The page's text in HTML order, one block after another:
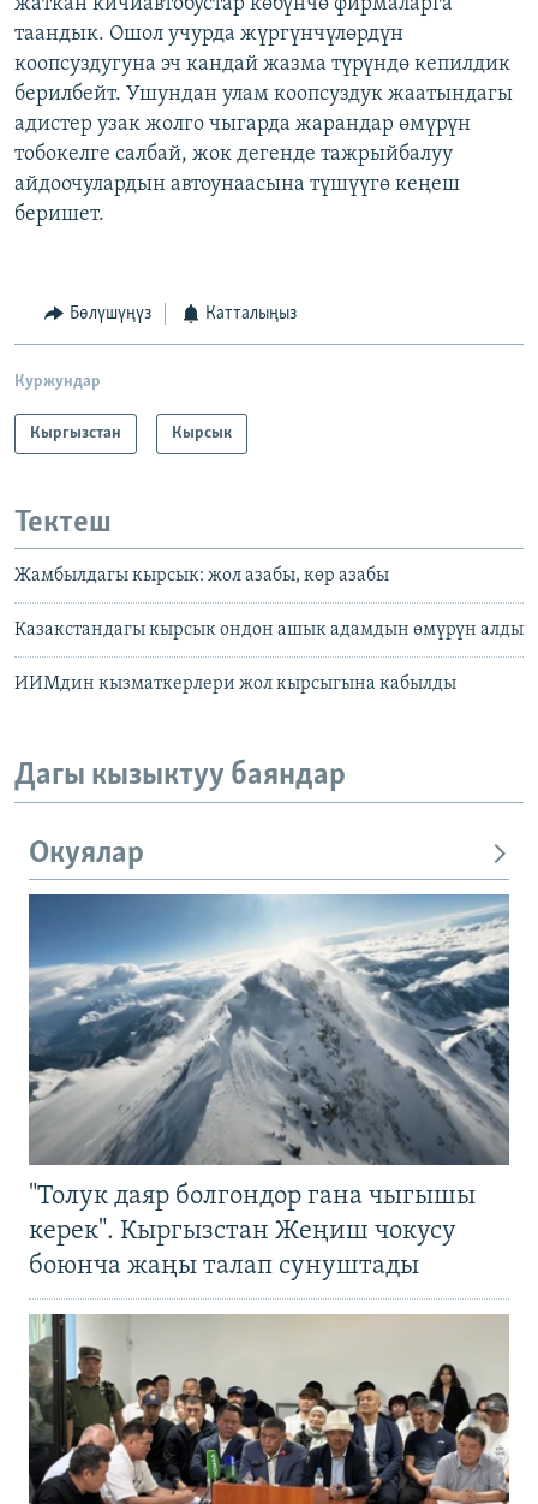
жаткан кичиавтобустар көбүнчө фирмаларга
таандык. Ошол учурда жүргүнчүлөрдүн
коопсуздугуна эч кандай жазма түрүндө кепилдик
берилбейт. Ушундан улам коопсуздук жаатындагы
адистер узак жолго чыгарда жарандар өмүрүн
тобокелге салбай, жок дегенде тажрыйбалуу
айдоочулардын автоунаасына түшүүгө кеңеш
беришет.
Бөлүшүңүз Катталыңыз
Куржундар
Кыргызстан Кырсык
Тектеш
Жамбылдагы кырсык: жол азабы, көр азабы
Казакстандагы кырсык ондон ашык адамдын өмүрүн алды
ИИМдин кызматкерлери жол кырсыгына кабылды
Дагы кызыктуу баяндар
Окуялар
"Толук даяр болгондор гана чыгышы
керек". Кыргызстан Жеңиш чокусу
боюнча жаңы талап сунуштады